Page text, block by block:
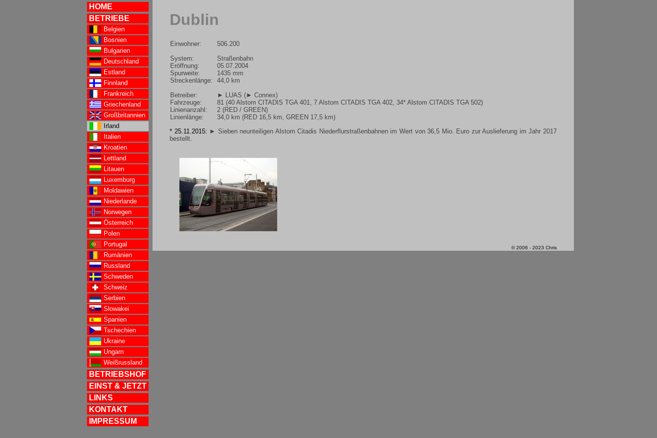
HOME
BETRIEBE
Belgien
Bosnien
Bulgarien
Deutschland
Estland
Finnland
Frankreich
Griechenland
Großbritannien
Irland
Italien
Kroatien
Lettland
Litauen
Luxemburg
Moldawien
Niederlande
Norwegen
Österreich
Polen
Portugal
Rumänien
Russland
Schweden
Schweiz
Serbien
Slowakei
Spanien
Tschechien
Ukraine
Ungarn
Weißrussland
BETRIEBSHOF
EINST & JETZT
LINKS
KONTAKT
IMPRESSUM
Dublin
Einwohner:
System:
Eröffnung:
Spurweite:
Streckenlänge:
Betreiber:
Fahrzeuge:
Linienanzahl:
Linienlänge:
506.200
Straßenbahn
05.07.2004
1435 mm
44,0 km
► LUAS (► Connex)
81 (40 Alstom CITADIS TGA 401, 7 Alstom CITADIS TGA 402, 34* Alstom CITADIS TGA 502)
2 (RED / GREEN)
34,0 km (RED 16,5 km, GREEN 17,5 km)
* 25.11.2015: ► Sieben neunteiligen Alstom Citadis Niederflurstraßenbahnen im Wert von 36,5 Mio. Euro zur Auslieferung im Jahr 2017
bestellt.
© 2006 - 2023 Chris